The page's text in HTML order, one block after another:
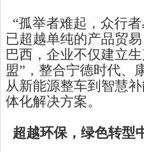
“孤举者难起，众行
已超越单纯的产品贸
巴西，企业不仅建立
盟”，整合宁德时代、
从新能源整车到智慧
体化解决方案。
超越环保，绿色转型